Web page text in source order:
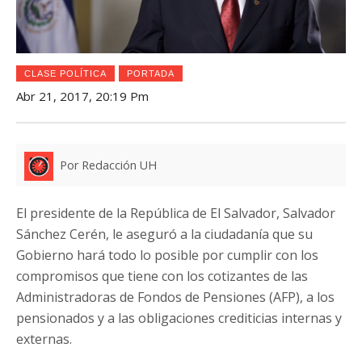
CLASE POLÍTICA PORTADA
Abr 21, 2017, 20:19 Pm
Por Redacción UH
El presidente de la República de El Salvador, Salvador
Sánchez Cerén, le aseguró a la ciudadanía que su
Gobierno hará todo lo posible por cumplir con los
compromisos que tiene con los cotizantes de las
Administradoras de Fondos de Pensiones (AFP), a los
pensionados y a las obligaciones crediticias internas y
externas.